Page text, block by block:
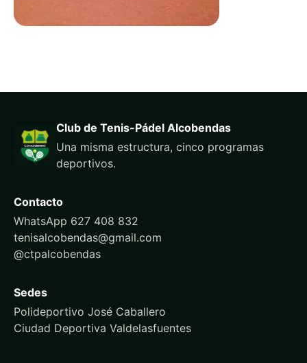
Club de Tenis-Pádel Alcobendas
Una misma estructura, cinco programas
deportivos.
Contacto
WhatsApp 627 408 832
tenisalcobendas@gmail.com
@ctpalcobendas
Sedes
Polideportivo José Caballero
Ciudad Deportiva Valdelasfuentes